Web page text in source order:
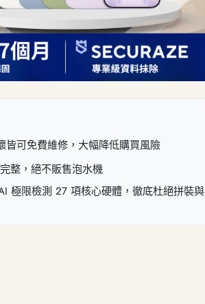
皆可免費維修，大幅降低購買風險
整，絕不販售泡水機
極限檢測 27 項核心硬體，徹底杜絕拼裝與